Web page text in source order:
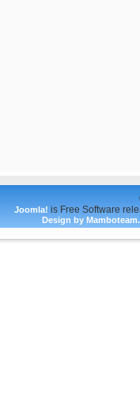
Joomla! is Free Software
Design by